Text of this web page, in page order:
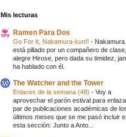
Mis lecturas
Ramen Para Dos
Go For It, Nakamura-kun!! - Nakamura
está pillado por un compañero de
alegre Hirose, pero dada su timidez,
ha hablado con él.
The Watcher and the Tower
Enlaces de la semana (48) - Voy a
aprovechar el parón estival para
par de publicaciones académicas de los
últimos meses que se me pasó incluir
esta sección: Junto a Anto...